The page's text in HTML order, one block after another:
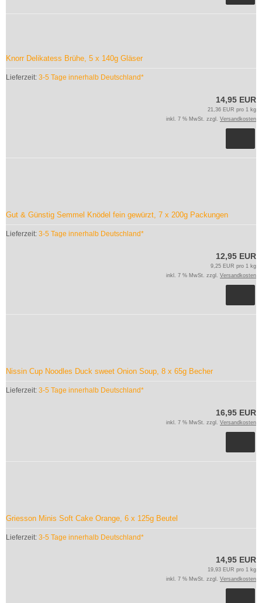
Knorr Delikatess Brühe, 5 x 140g Gläser
Lieferzeit: 3-5 Tage innerhalb Deutschland*
14,95 EUR
21,36 EUR pro 1 kg
inkl. 7 % MwSt. zzgl. Versandkosten
Gut & Günstig Semmel Knödel fein gewürzt, 7 x 200g Packungen
Lieferzeit: 3-5 Tage innerhalb Deutschland*
12,95 EUR
9,25 EUR pro 1 kg
inkl. 7 % MwSt. zzgl. Versandkosten
Nissin Cup Noodles Duck sweet Onion Soup, 8 x 65g Becher
Lieferzeit: 3-5 Tage innerhalb Deutschland*
16,95 EUR
inkl. 7 % MwSt. zzgl. Versandkosten
Griesson Minis Soft Cake Orange, 6 x 125g Beutel
Lieferzeit: 3-5 Tage innerhalb Deutschland*
14,95 EUR
19,93 EUR pro 1 kg
inkl. 7 % MwSt. zzgl. Versandkosten